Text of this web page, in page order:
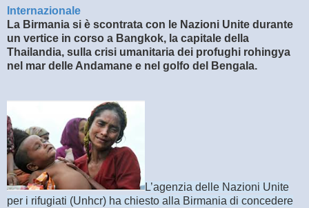
Internazionale
La Birmania si è scontrata con le Nazioni Unite durante
un vertice in corso a Bangkok, la capitale della
Thailandia, sulla crisi umanitaria dei profughi rohingya
nel mar delle Andamane e nel golfo del Bengala.
L’agenzia delle Nazioni Unite
per i rifugiati (Unhcr) ha chiesto alla Birmania di concedere